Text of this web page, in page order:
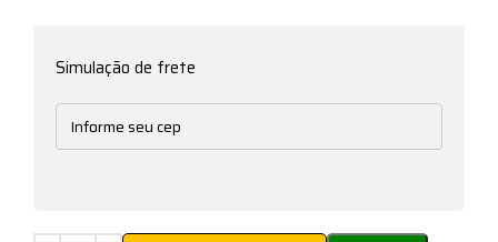
Simulação de frete